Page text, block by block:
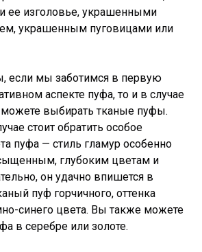
и ее изголовье, украшенными
украшенным пуговицами или
если мы заботимся в первую
аспекте пуфа, то и в случае
выбирать тканые пуфы.
стоит обратить особое
пуфа — стиль гламур особенно
глубоким цветам и
он удачно впишется в
пуф горчичного, оттенка
синего цвета. Вы также можете
в серебре или золоте.